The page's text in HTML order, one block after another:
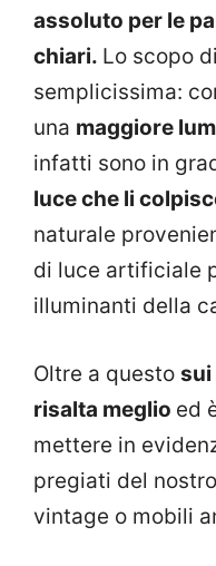
assoluto per le
chiari. Lo scopo
semplicissima:
una maggiore
infatti sono in
luce che li
naturale
di luce artificiale
illuminanti della
Oltre a questo sui
risalta meglio ed
mettere in
pregiati del
vintage o mobili